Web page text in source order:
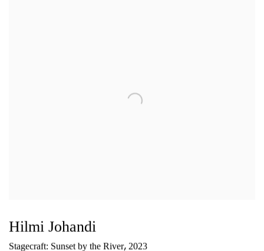
Hilmi Johandi
Stagecraft: Sunset by the River, 2023